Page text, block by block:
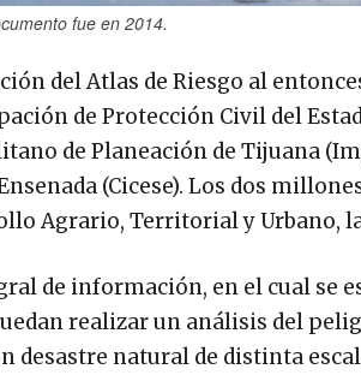
fue en 2014.
del Atlas de Riesgo al
de Protección Civil del
de Planeación de Tijuana
(Cicese). Los dos
Agrario, Territorial y Urbano,
de información, en el cual se
realizar un análisis del
desastre natural de distinta